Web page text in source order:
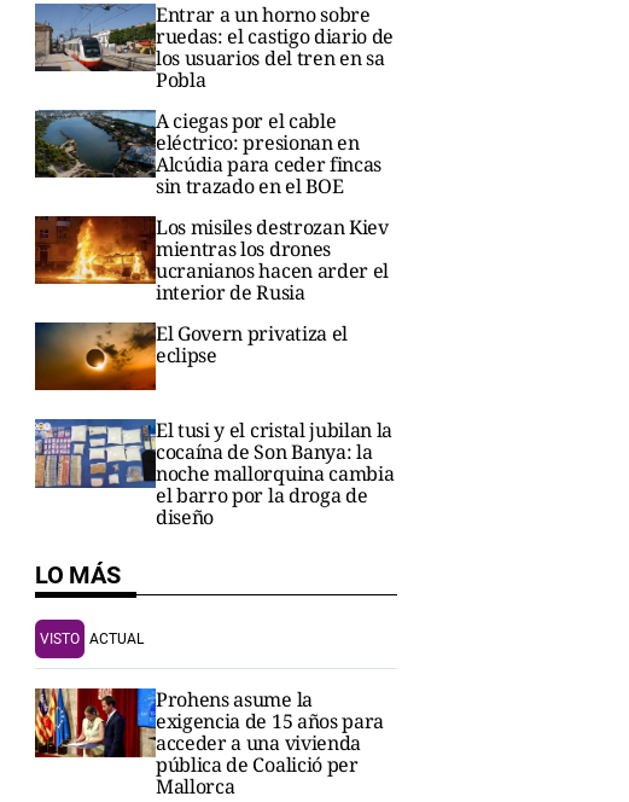
Entrar a un horno sobre
ruedas: el castigo diario de
los usuarios del tren en sa
Pobla
A ciegas por el cable
eléctrico: presionan en
Alcúdia para ceder fincas
sin trazado en el BOE
Los misiles destrozan Kiev
mientras los drones
ucranianos hacen arder el
interior de Rusia
El Govern privatiza el
eclipse
El tusi y el cristal jubilan la
cocaína de Son Banya: la
noche mallorquina cambia
el barro por la droga de
diseño
LO MÁS
VISTO ACTUAL
Prohens asume la
exigencia de 15 años para
acceder a una vivienda
pública de Coalició per
Mallorca